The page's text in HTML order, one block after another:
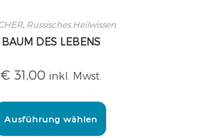
, Russisches Heilwissen
BAUM DES LEBENS
€ 31,00 inkl. Mwst.
Ausführung wählen